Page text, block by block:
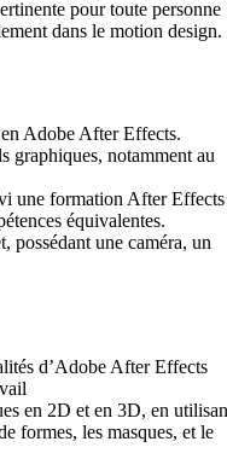
pour toute personne
dans le motion design.
Adobe After Effects.
graphiques, notamment au
une formation After Effects
équivalentes.
possédant une caméra, un
d’Adobe After Effects
en 2D et en 3D, en
formes, les masques, et le